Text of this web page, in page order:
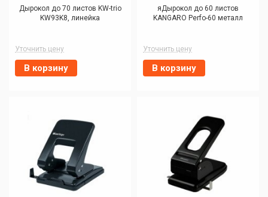
Дырокол до 70 листов KW-trio
KW93K8, линейка
Уточнить цену
В корзину
яДырокол до 60 листов
KANGARO Perfo-60 металл
Уточнить цену
В корзину